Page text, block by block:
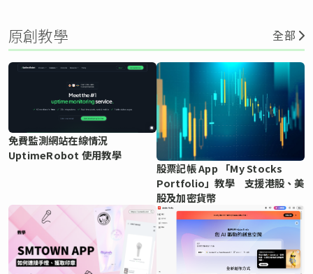
原創教學 全部
免費監測網站在線情況
UptimeRobot 使用教學
股票記帳 App 「My Stocks
Portfolio」教學 支援港股、美
股及加密貨幣